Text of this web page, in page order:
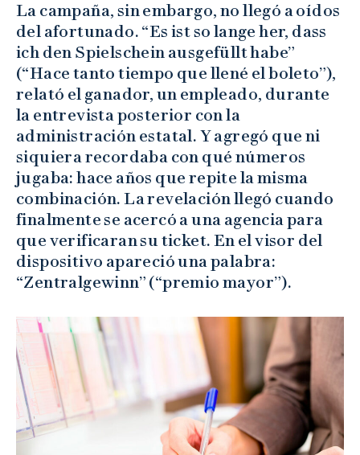
La campaña, sin embargo, no llegó a oídos
del afortunado. “Es ist so lange her, dass
ich den Spielschein ausgefüllt habe”
(“Hace tanto tiempo que llené el boleto”),
relató el ganador, un empleado, durante
la entrevista posterior con la
administración estatal. Y agregó que ni
siquiera recordaba con qué números
jugaba: hace años que repite la misma
combinación. La revelación llegó cuando
finalmente se acercó a una agencia para
que verificaran su ticket. En el visor del
dispositivo apareció una palabra:
“Zentralgewinn” (“premio mayor”).